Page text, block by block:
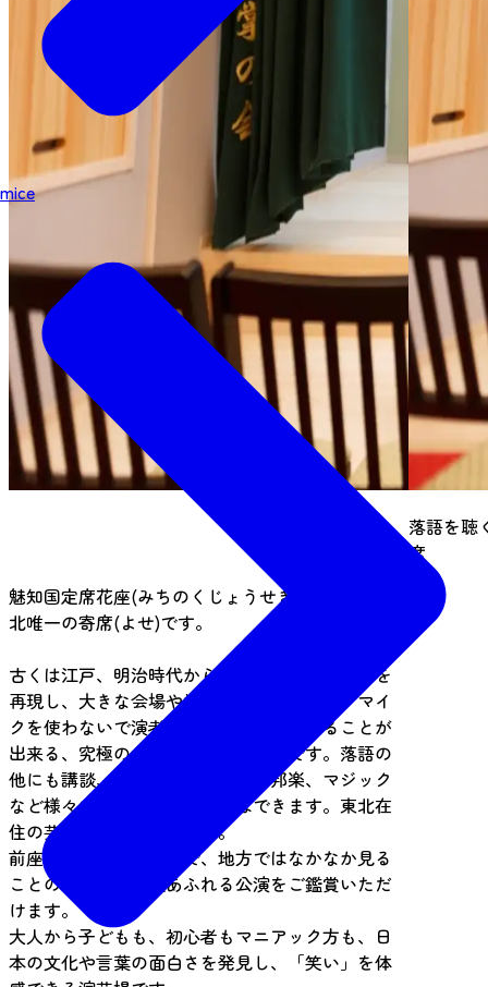
mice
落語を聴
席
魅知国定席花座(みちのくじょうせきはなざ)は、東
北唯一の寄席(よせ)です。
古くは江戸、明治時代からあった小ぶりの寄席を
再現し、大きな会場や学校公演とは違って、マイ
クを使わないで演者の息遣いを生で感じることが
出来る、究極のライブ演芸スペースです。落語の
他にも講談、漫才、津軽三味線、邦楽、マジック
など様々な演芸を楽しむことはできます。東北在
住の芸人も出演しています。
前座、二ツ目、真打まで、地方ではなかなか見る
ことのできない個性あふれる公演をご鑑賞いただ
けます。
大人から子どもも、初心者もマニアック方も、日
本の文化や言葉の面白さを発見し、「笑い」を体